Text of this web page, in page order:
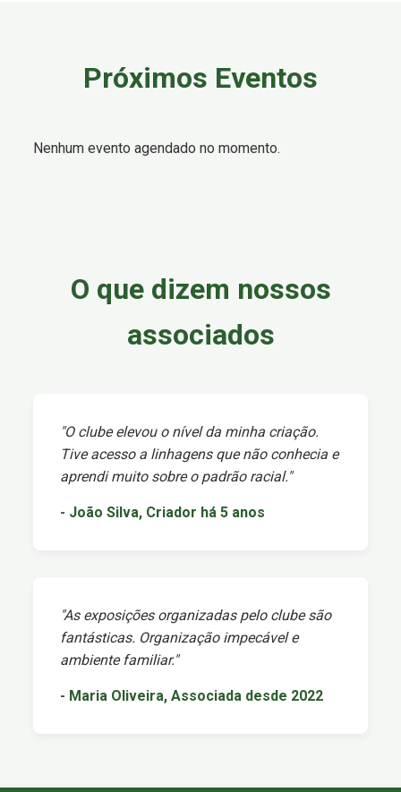
Próximos Eventos
Nenhum evento agendado no momento.
O que dizem nossos
associados
"O clube elevou o nível da minha criação.
Tive acesso a linhagens que não conhecia e
aprendi muito sobre o padrão racial."
- João Silva, Criador há 5 anos
"As exposições organizadas pelo clube são
fantásticas. Organização impecável e
ambiente familiar."
- Maria Oliveira, Associada desde 2022